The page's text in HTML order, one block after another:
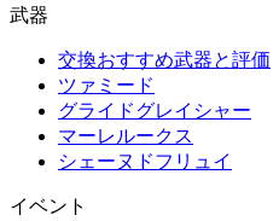
武器
交換おすすめ武器と評価
ツァミード
グライドグレイシャー
マーレルークス
シェーヌドフリュイ
イベント